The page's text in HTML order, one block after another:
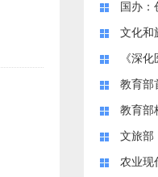
国办
文旅部
农业现